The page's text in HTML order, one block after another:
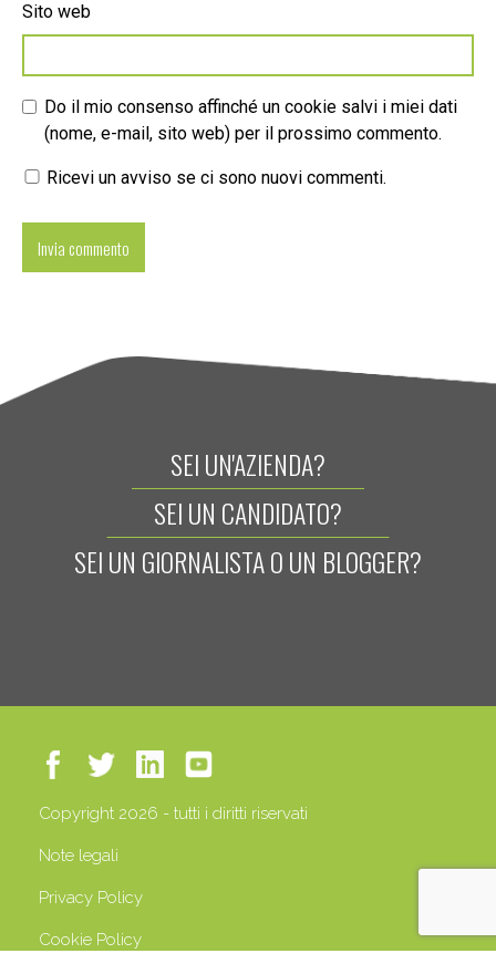
Sito web
Do il mio consenso affinché un cookie salvi i miei dati
(nome, e-mail, sito web) per il prossimo commento.
Ricevi un avviso se ci sono nuovi commenti.
SEI UN'AZIENDA?
SEI UN CANDIDATO?
SEI UN GIORNALISTA O UN BLOGGER?
Copyright 2026 - tutti i diritti riservati
Note legali
Privacy Policy
Cookie Policy